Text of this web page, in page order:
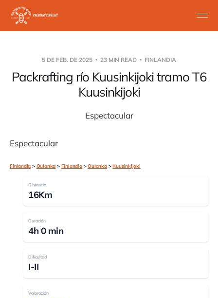
5 DE FEB. DE 2025 23 MIN READ FINLANDIA
Packrafting río Kuusinkijoki tramo T6
Kuusinkijoki
Espectacular
Espectacular
Finlandia > Oulanka > Finlandia>Oulanka>Kuusinkijoki
Distancia
16Km
Duración
4h 0 min
Dificultad
I-II
Valoración